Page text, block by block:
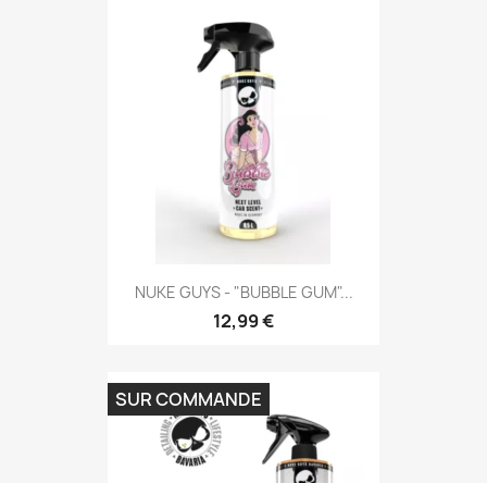
NUKE GUYS - "BUBBLE GUM"...
12,99 €
SUR COMMANDE